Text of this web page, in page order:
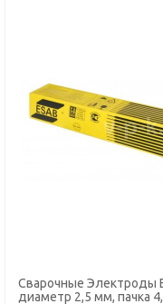
Сварочные Электроды
диаметр 2,5 мм, пачка